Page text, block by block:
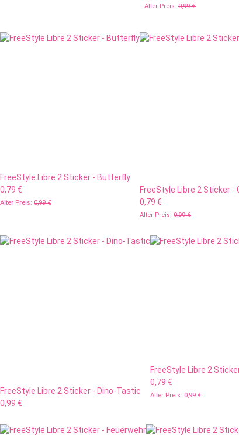
Alter Preis: 0,99 €
FreeStyle Libre 2 Sticker - Butterfly
0,79 €
Alter Preis: 0,99 €
FreeStyle Libre 2 Sticker -
0,79 €
Alter Preis: 0,99 €
FreeStyle Libre 2 Sticker - Dino-Tastic
0,99 €
FreeStyle Libre 2
0,79 €
Alter Preis: 0,99 €